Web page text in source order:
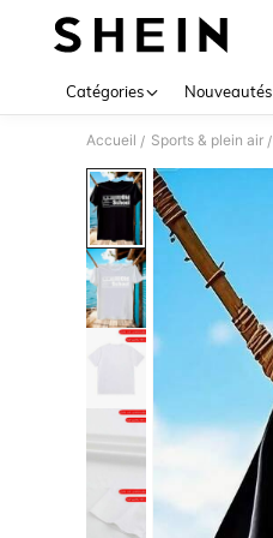
Catégories Nouveautés
Accueil / Sports & plein air /